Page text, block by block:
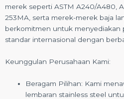
merek seperti ASTM A240/A480,
253MA, serta merek-merek baja
berkomitmen untuk menyediakan
standar internasional dengan
Keunggulan Perusahaan Kami:
Beragam Pilihan: Kami
lembaran stainless steel